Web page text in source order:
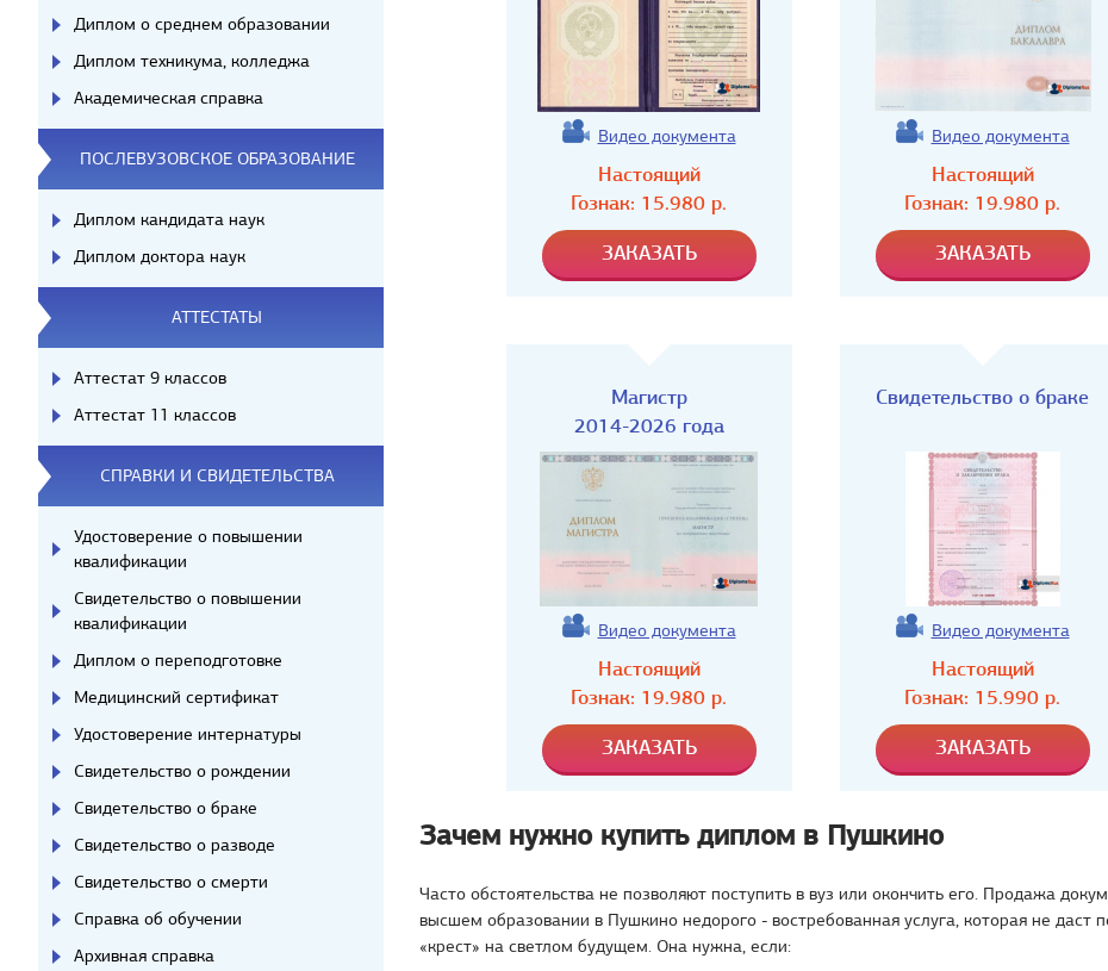
Видео документа
Настоящий
Гознак: 15.980 р.
Видео документа
Настоящий
Гознак: 19.980 р.
Магистр
2014-2026 года
Видео документа
Настоящий
Гознак: 19.980 р.
Свидетельство о браке
Видео документа
Настоящий
Гознак: 15.990 р.
Зачем нужно купить диплом в Пушкино
Часто обстоятельства не позволяют поступить в вуз или окончить его. Продажа
высшем образовании в Пушкино недорого - востребованная услуга, которая не даст
«крест» на светлом будущем. Она нужна, если:
Диплом о среднем образовании
Диплом техникума, колледжа
Академическая справка
ПОСЛЕВУЗОВСКОЕ ОБРАЗОВАНИЕ
Диплом кандидата наук
Диплом доктора наук
АТТЕСТАТЫ
Аттестат 9 классов
Аттестат 11 классов
СПРАВКИ И СВИДЕТЕЛЬСТВА
Удостоверение о повышении
квалификации
Свидетельство о повышении
квалификации
Диплом о переподготовке
Медицинский сертификат
Удостоверение интернатуры
Свидетельство о рождении
Свидетельство о браке
Свидетельство о разводе
Свидетельство о смерти
Справка об обучении
Архивная справка